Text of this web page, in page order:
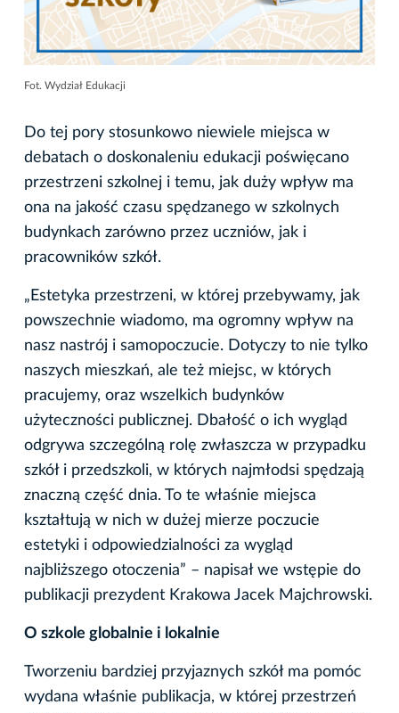
Fot. Wydział Edukacji
Do tej pory stosunkowo niewiele miejsca w
debatach o doskonaleniu edukacji poświęcano
przestrzeni szkolnej i temu, jak duży wpływ ma
ona na jakość czasu spędzanego w szkolnych
budynkach zarówno przez uczniów, jak i
pracowników szkół.
„Estetyka przestrzeni, w której przebywamy, jak
powszechnie wiadomo, ma ogromny wpływ na
nasz nastrój i samopoczucie. Dotyczy to nie tylko
naszych mieszkań, ale też miejsc, w których
pracujemy, oraz wszelkich budynków
użyteczności publicznej. Dbałość o ich wygląd
odgrywa szczególną rolę zwłaszcza w przypadku
szkół i przedszkoli, w których najmłodsi spędzają
znaczną część dnia. To te właśnie miejsca
kształtują w nich w dużej mierze poczucie
estetyki i odpowiedzialności za wygląd
najbliższego otoczenia” – napisał we wstępie do
publikacji prezydent Krakowa Jacek Majchrowski.
O szkole globalnie i lokalnie
Tworzeniu bardziej przyjaznych szkół ma pomóc
wydana właśnie publikacja, w której przestrzeń